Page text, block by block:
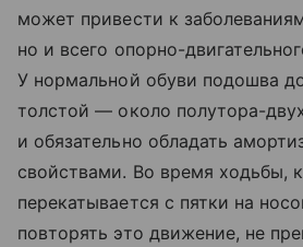
может привести к
но и всего опорно-
У нормальной обуви подошва
толстой — около полутора-
и обязательно обладать
свойствами. Во время ходьбы,
перекатывается с пятки на
повторять это движение, не